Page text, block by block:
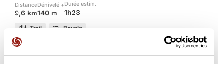
Distance
9,6 km
Dénivelé +
140 m
Durée estim.
1h23
Trail Boucle
T